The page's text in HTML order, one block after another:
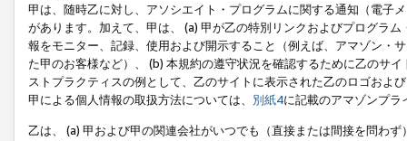
甲は、随時乙に対し、アソシエイト・プログラムに関する通知（電子
があります。加えて、甲は、 (a) 甲が乙の特別リンクおよびプログラ
報をモニター、記録、使用および開示すること（例えば、アマゾン・
た甲のお客様など）、 (b) 本規約の遵守状況を確認するために乙のサ
ストプラクティスの例として、乙のサイトに表示された乙のロゴおよ
甲による個人情報の取扱方法については、 別紙4に記載のアマゾンプ
乙は、 (a) 甲および甲の関連会社がいつでも（直接または間接を問わ